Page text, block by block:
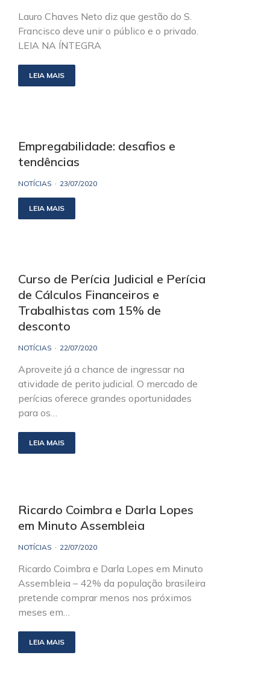
Lauro Chaves Neto diz que gestão do S.
Francisco deve unir o público e o privado.
LEIA NA ÍNTEGRA
LEIA MAIS
Empregabilidade: desafios e
tendências
NOTÍCIAS 23/07/2020
LEIA MAIS
Curso de Perícia Judicial e Perícia
de Cálculos Financeiros e
Trabalhistas com 15% de
desconto
NOTÍCIAS 22/07/2020
Aproveite já a chance de ingressar na
atividade de perito judicial. O mercado de
perícias oferece grandes oportunidades
para os…
LEIA MAIS
Ricardo Coimbra e Darla Lopes
em Minuto Assembleia
NOTÍCIAS 22/07/2020
Ricardo Coimbra e Darla Lopes em Minuto
Assembleia – 42% da população brasileira
pretende comprar menos nos próximos
meses em…
LEIA MAIS